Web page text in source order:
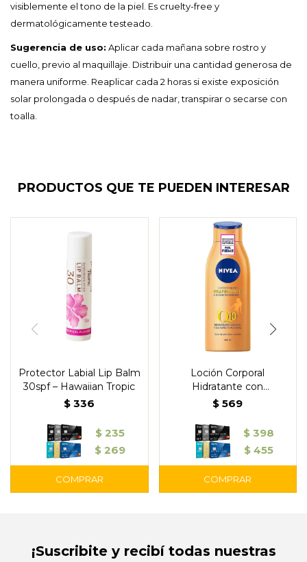
visiblemente el tono de la piel. Es cruelty-free y
dermatológicamente testeado.
Sugerencia de uso: Aplicar cada mañana sobre rostro y
cuello, previo al maquillaje. Distribuir una cantidad generosa de
manera uniforme. Reaplicar cada 2 horas si existe exposición
solar prolongada o después de nadar, transpirar o secarse con
toalla.
PRODUCTOS QUE TE PUEDEN INTERESAR
Protector Labial Lip Balm
30spf – Hawaiian Tropic
$ 336
$ 235
$ 269
Loción Corporal
Hidratante con
Autobronceante 400 ml –
$ 569
$ 398
$ 455
¡Suscribite y recibí todas nuestras